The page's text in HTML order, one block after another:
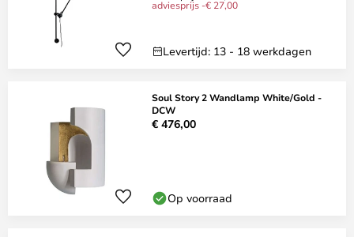
adviesprijs -€ 27,00
Levertijd: 13 - 18 werkdagen
Soul Story 2 Wandlamp White/Gold -
DCW
€ 476,00
Op voorraad